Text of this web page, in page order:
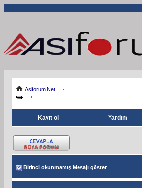
Asiforum.Net
Kayıt ol Yardım
Birinci okunmamış Mesajı göster